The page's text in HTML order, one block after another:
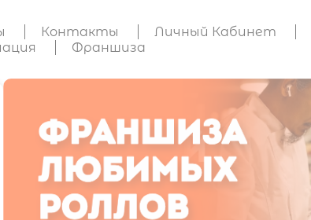
Контакты Личный Кабинет
Франшиза